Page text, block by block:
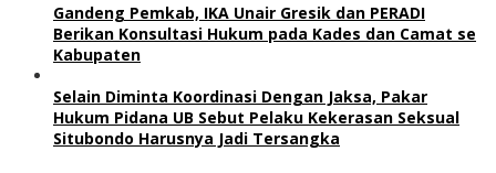
Gandeng Pemkab, IKA Unair Gresik dan PERADI
Berikan Konsultasi Hukum pada Kades dan Camat se
Kabupaten
Selain Diminta Koordinasi Dengan Jaksa, Pakar
Hukum Pidana UB Sebut Pelaku Kekerasan Seksual
Situbondo Harusnya Jadi Tersangka